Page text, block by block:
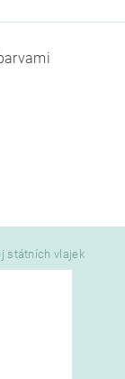
státních vlajek